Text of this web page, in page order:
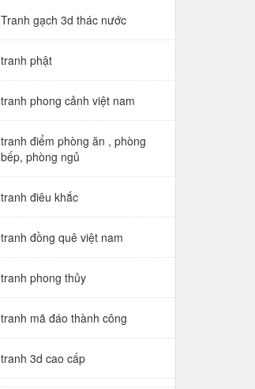
Tranh gạch 3d thác nước
tranh phật
tranh phong cảnh việt nam
tranh điểm phòng ăn , phòng
bếp, phòng ngủ
tranh điêu khắc
tranh đồng quê việt nam
tranh phong thủy
tranh mã đáo thành công
tranh 3d cao cấp